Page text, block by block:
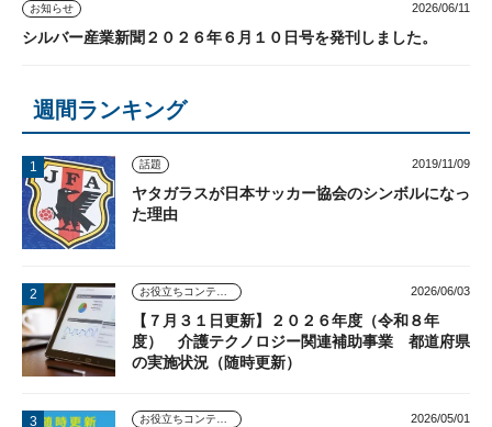
お知らせ 2026/06/11
シルバー産業新聞２０２６年６月１０日号を発刊しました。
週間ランキング
話題 2019/11/09
ヤタガラスが日本サッカー協会のシンボルになっ
た理由
お役立ちコンテンツ 2026/06/03
【７月３１日更新】２０２６年度（令和８年
度） 介護テクノロジー関連補助事業 都道府県
の実施状況（随時更新）
お役立ちコンテンツ 2026/05/01